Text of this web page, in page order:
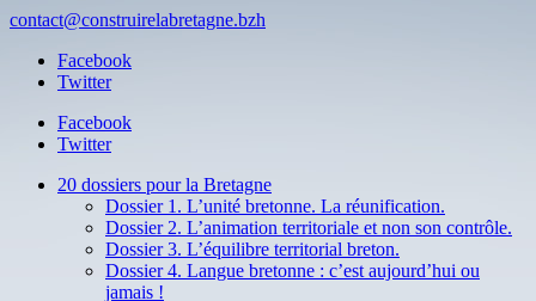
contact@construirelabretagne.bzh
Facebook
Twitter
Facebook
Twitter
20 dossiers pour la Bretagne
Dossier 1. L’unité bretonne. La réunification.
Dossier 2. L’animation territoriale et non son contrôle.
Dossier 3. L’équilibre territorial breton.
Dossier 4. Langue bretonne : c’est aujourd’hui ou
jamais !